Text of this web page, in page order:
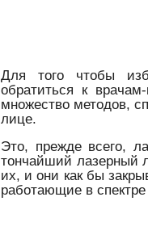
Для того чтобы
обратиться к
множество методов,
лице.
Это, прежде всего,
тончайший лазерный
их, и они как бы
работающие в спектре